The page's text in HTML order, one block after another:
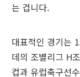
는 겁니다.
대표적인 경기는
데의 조별리그 H
컵과 유럽축구선